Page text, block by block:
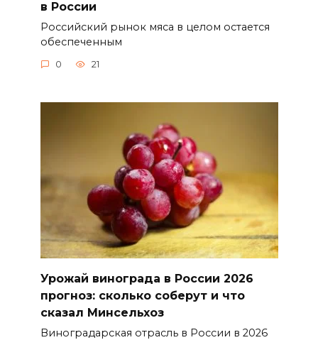
в России
Российский рынок мяса в целом остается
обеспеченным
0 21
Урожай винограда в России 2026
прогноз: сколько соберут и что
сказал Минсельхоз
Виноградарская отрасль в России в 2026